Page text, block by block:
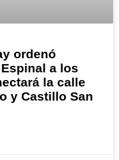
ordenó
a los
la calle
y Castillo San